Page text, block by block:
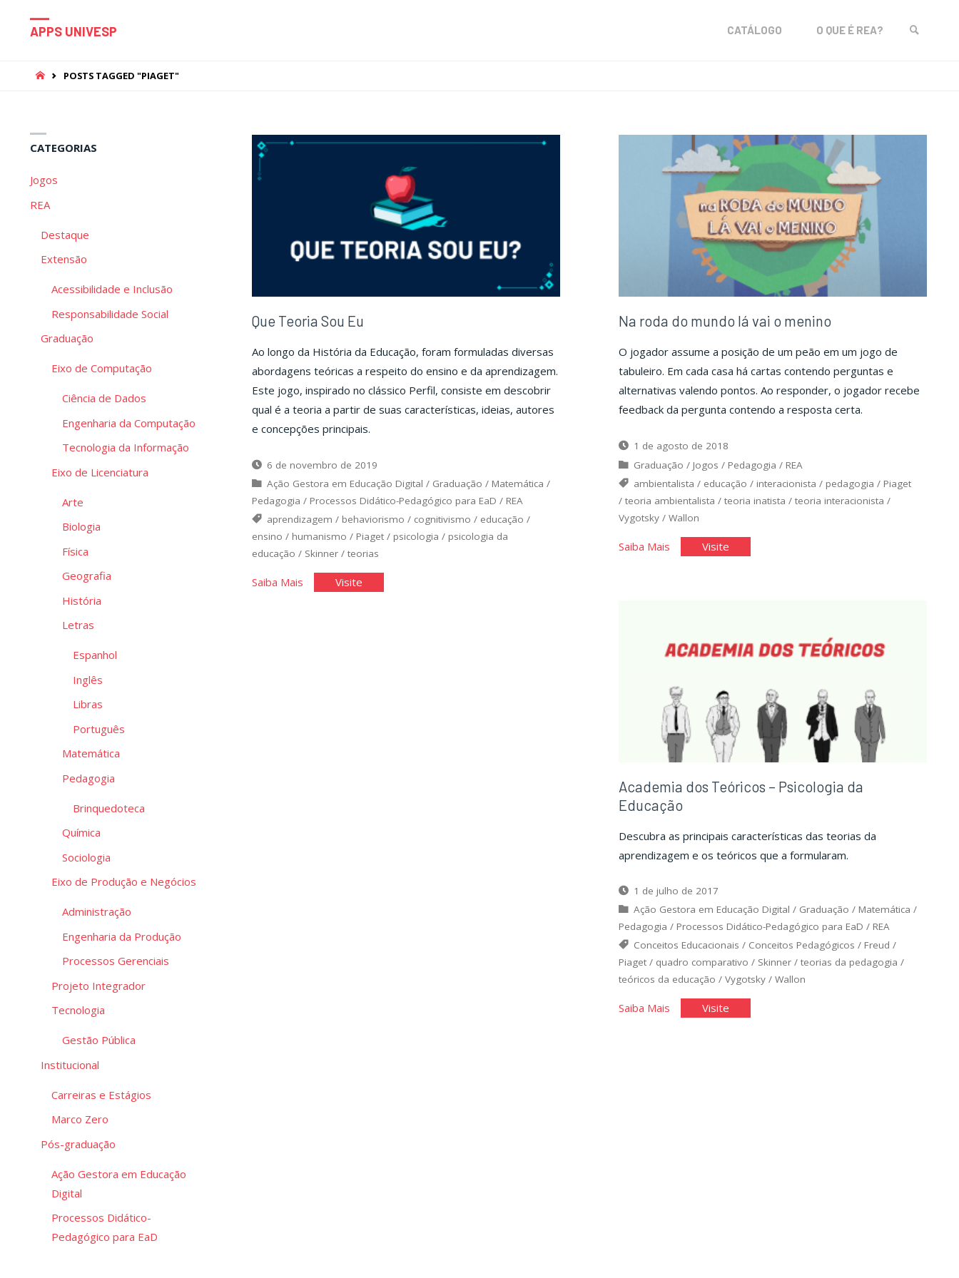
APPS UNIVESP CATÁLOGO O QUE É REA?
HOMEPOSTS TAGGED "PIAGET"
Que Teoria Sou Eu
Ao longo da História da Educação, foram formuladas diversas
abordagens teóricas a respeito do ensino e da aprendizagem.
Este jogo, inspirado no clássico Perfil, consiste em descobrir
qual é a teoria a partir de suas características, ideias, autores
e concepções principais.
6 de novembro de 2019
Ação Gestora em Educação Digital / Graduação / Matemática /
Pedagogia / Processos Didático-Pedagógico para EaD / REA
aprendizagem / behaviorismo / cognitivismo / educação /
ensino / humanismo / Piaget/ psicologia / psicologia da
educação / Skinner/ teorias
Saiba Mais"Que
Visite"Que
Na roda do mundo lá vai o menino
O jogador assume a posição de um peão em um jogo de
tabuleiro. Em cada casa há cartas contendo perguntas e
alternativas valendo pontos. Ao responder, o jogador recebe
feedback da pergunta contendo a resposta certa.
1 de agosto de 2018
Graduação / Jogos / Pedagogia / REA
ambientalista / educação / interacionista / pedagogia / Piaget
/ teoria ambientalista / teoria inatista / teoria interacionista /
Vygotsky/ Wallon
Saiba Mais"Na
vai
o
Visite"Na
vai
o
Academia dos Teóricos – Psicologia da
Educação
Descubra as principais características das teorias da
aprendizagem e os teóricos que a formularam.
1 de julho de 2017
Ação Gestora em Educação Digital / Graduação / Matemática /
Pedagogia / Processos Didático-Pedagógico para EaD / REA
Conceitos Educacionais / Conceitos Pedagógicos / Freud /
Piaget/ quadro comparativo / Skinner/ teorias da pedagogia /
teóricos da educação / Vygotsky/ Wallon
Saiba Mais"Academia
Visite"Academia
CATEGORIAS
Jogos
REA
Destaque
Extensão
Acessibilidade e Inclusão
Responsabilidade Social
Graduação
Eixo de Computação
Ciência de Dados
Engenharia da Computação
Tecnologia da Informação
Eixo de Licenciatura
Arte
Biologia
Física
Geografia
História
Letras
Espanhol
Inglês
Libras
Português
Matemática
Pedagogia
Brinquedoteca
Química
Sociologia
Eixo de Produção e Negócios
Administração
Engenharia da Produção
Processos Gerenciais
Projeto Integrador
Tecnologia
Gestão Pública
Institucional
Carreiras e Estágios
Marco Zero
Pós-graduação
Ação Gestora em Educação
Digital
Processos Didático-
Pedagógico para EaD